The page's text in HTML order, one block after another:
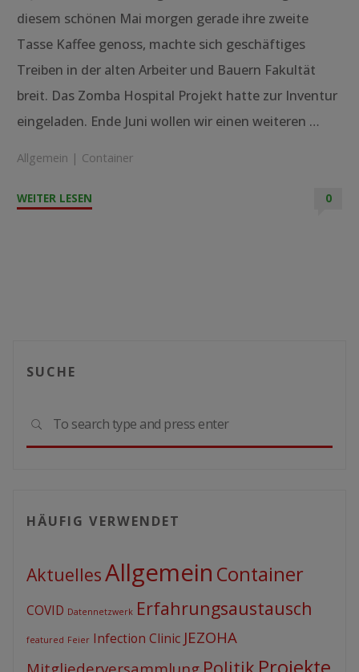
diesem schönen Mai morgen gerade ihre zweite
Tasse Kaffee genoss, machte sich geschäftiges
Treiben in der alten Arbeiter und Bauern Fakultät
breit. Das Zomba Hospital Projekt hatte zur Inventur
eingeladen. Ende Juni wollen wir einen weiteren …
Allgemein | Container
WEITER LESEN 0
SUCHE
SEARCH
HÄUFIG VERWENDET
AktuellesAllgemein Container
COVID Datennetzwerk Erfahrungsaustausch
featured Feier Infection Clinic JEZOHA